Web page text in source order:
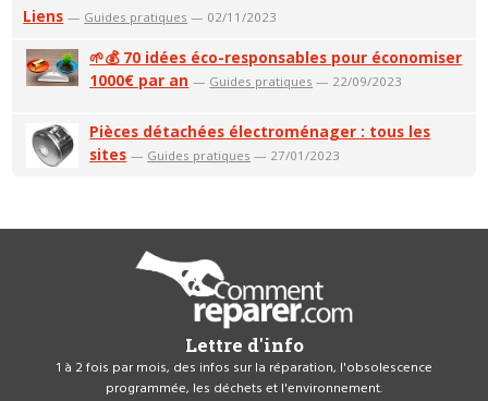
Liens — Guides pratiques — 02/11/2023
🌱💰 70 idées éco-responsables pour économiser
1000€ par an — Guides pratiques — 22/09/2023
Pièces détachées électroménager : tous les
sites — Guides pratiques — 27/01/2023
Lettre d'info
1 à 2 fois par mois, des infos sur la réparation, l'obsolescence
programmée, les déchets et l'environnement.